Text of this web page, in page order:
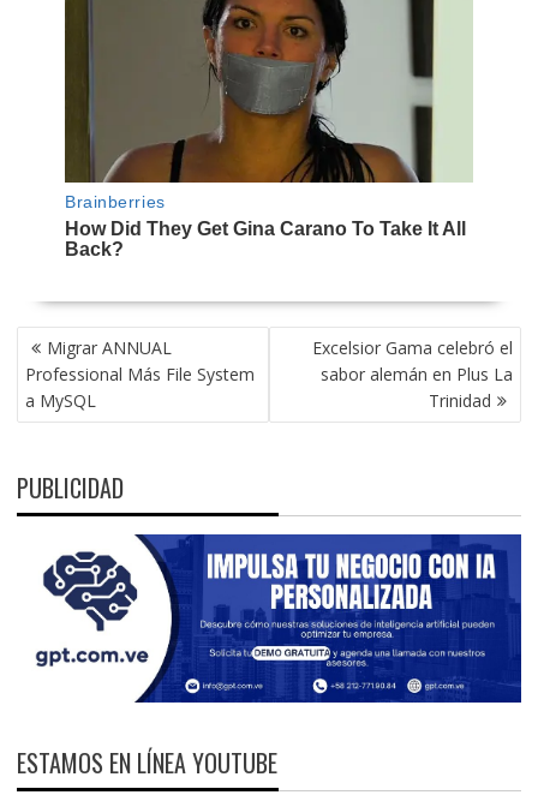
NAVEGACIÓN
DE
ENTRADAS
Migrar ANNUAL
Professional Más File System
a MySQL
Excelsior Gama celebró el
sabor alemán en Plus La
Trinidad
PUBLICIDAD
ESTAMOS EN LÍNEA YOUTUBE